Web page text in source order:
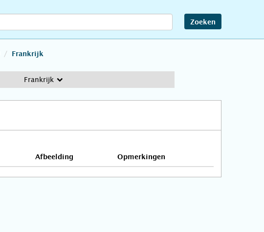
Zoeken
Frankrijk
Frankrijk
Afbeelding Opmerkingen